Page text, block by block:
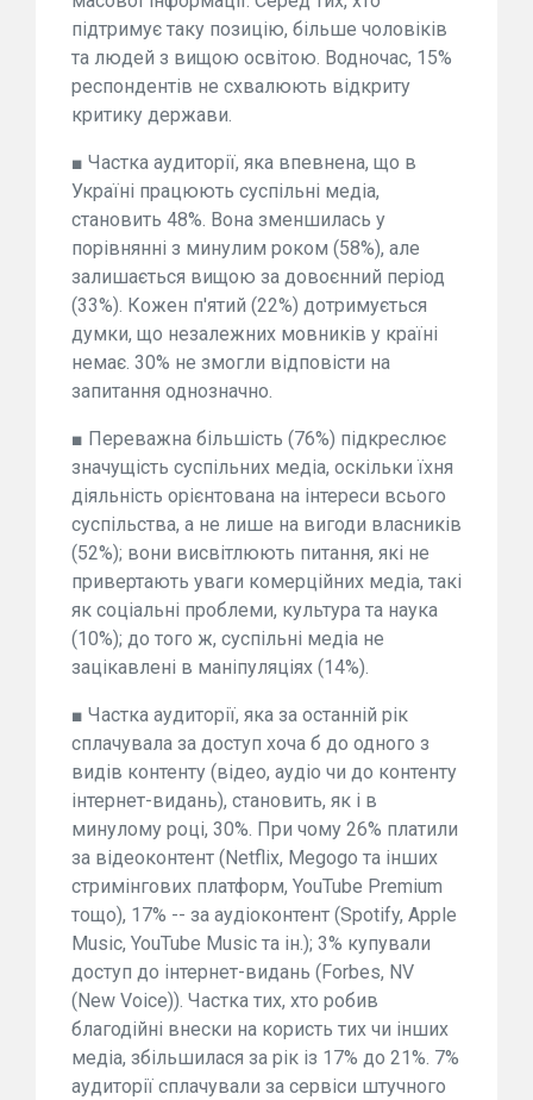
підтримує таку позицію, більше чоловіків
та людей з вищою освітою. Водночас, 15%
респондентів не схвалюють відкриту
критику держави.
■ Частка аудиторії, яка впевнена, що в
Україні працюють суспільні медіа,
становить 48%. Вона зменшилась у
порівнянні з минулим роком (58%), але
залишається вищою за довоєнний період
(33%). Кожен п'ятий (22%) дотримується
думки, що незалежних мовників у країні
немає. 30% не змогли відповісти на
запитання однозначно.
■ Переважна більшість (76%) підкреслює
значущість суспільних медіа, оскільки їхня
діяльність орієнтована на інтереси всього
суспільства, а не лише на вигоди власників
(52%); вони висвітлюють питання, які не
привертають уваги комерційних медіа, такі
як соціальні проблеми, культура та наука
(10%); до того ж, суспільні медіа не
зацікавлені в маніпуляціях (14%).
■ Частка аудиторії, яка за останній рік
сплачувала за доступ хоча б до одного з
видів контенту (відео, аудіо чи до контенту
інтернет-видань), становить, як і в
минулому році, 30%. При чому 26% платили
за відеоконтент (Netflix, Megogo та інших
стримінгових платформ, YouTube Premium
тощо), 17% -- за аудіоконтент (Spotify, Apple
Music, YouTube Music та ін.); 3% купували
доступ до інтернет-видань (Forbes, NV
(New Voice)). Частка тих, хто робив
благодійні внески на користь тих чи інших
медіа, збільшилася за рік із 17% до 21%. 7%
аудиторії сплачували за сервіси штучного